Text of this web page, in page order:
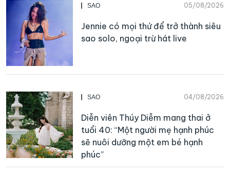
SAO 05/08/2026
Jennie có mọi thứ để trở thành siêu
sao solo, ngoại trừ hát live
SAO 04/08/2026
Diễn viên Thúy Diễm mang thai ở
tuổi 40: “Một người mẹ hạnh phúc
sẽ nuôi dưỡng một em bé hạnh
phúc”